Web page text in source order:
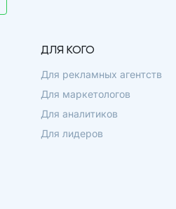
ДЛЯ КОГО
Для рекламных агентств
Для маркетологов
Для аналитиков
Для лидеров